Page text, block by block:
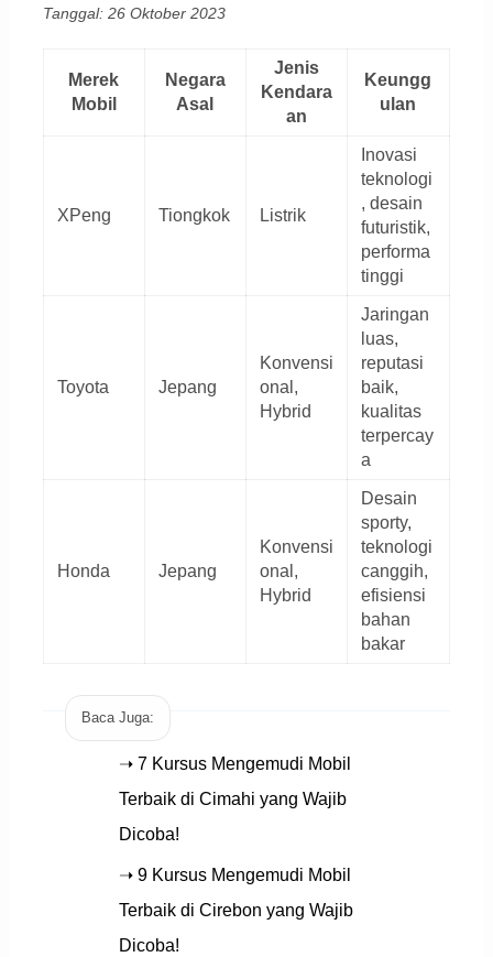
Tanggal: 26 Oktober 2023
Merek
Mobil
Negara
Asal
Jenis
Kendara
an
Keungg
ulan
XPeng Tiongkok Listrik
Inovasi
teknologi
, desain
futuristik,
performa
tinggi
Toyota Jepang
Konvensi
onal,
Hybrid
Jaringan
luas,
reputasi
baik,
kualitas
terpercay
a
Honda Jepang
Konvensi
onal,
Hybrid
Desain
sporty,
teknologi
canggih,
efisiensi
bahan
bakar
Baca Juga:
➝ 7 Kursus Mengemudi Mobil
Terbaik di Cimahi yang Wajib
Dicoba!
➝ 9 Kursus Mengemudi Mobil
Terbaik di Cirebon yang Wajib
Dicoba!